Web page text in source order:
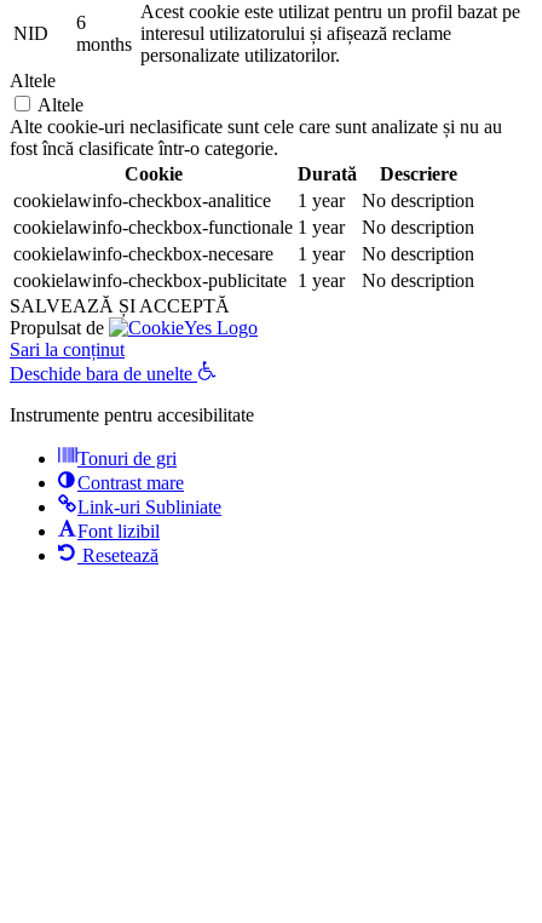
NID
6
months
Acest cookie este utilizat pentru un profil bazat pe
interesul utilizatorului și afișează reclame
personalizate utilizatorilor.
Altele
Altele
Alte cookie-uri neclasificate sunt cele care sunt analizate și nu au
fost încă clasificate într-o categorie.
Cookie
Durată
Descriere
cookielawinfo-checkbox-analitice
1 year
No description
cookielawinfo-checkbox-functionale 1 year
No description
cookielawinfo-checkbox-necesare
1 year
No description
cookielawinfo-checkbox-publicitate 1 year
No description
SALVEAZĂ ȘI ACCEPTĂ
Propulsat de
Sari la conținut
Deschide bara de unelte
Instrumente pentru accesibilitate
Tonuri de gri
Contrast mare
Link-uri Subliniate
Font lizibil
Resetează